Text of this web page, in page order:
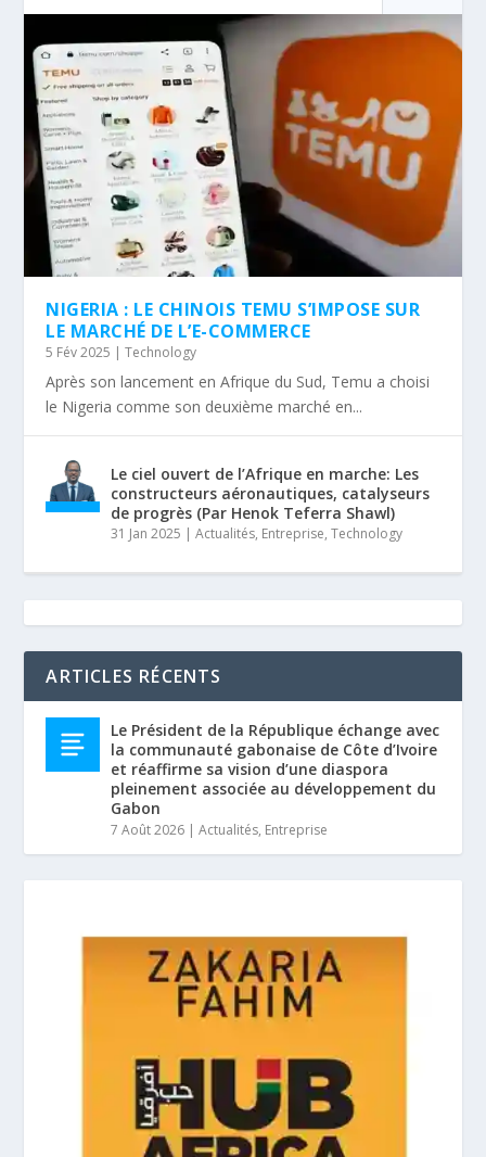
NIGERIA : LE CHINOIS TEMU S’IMPOSE SUR
LE MARCHÉ DE L’E-COMMERCE
5 Fév 2025 |Technology
Après son lancement en Afrique du Sud, Temu a choisi
le Nigeria comme son deuxième marché en...
Le ciel ouvert de l’Afrique en marche: Les
constructeurs aéronautiques, catalyseurs
de progrès (Par Henok Teferra Shawl)
31 Jan 2025 |Actualités, Entreprise,Technology
ARTICLES RÉCENTS
Le Président de la République échange avec
la communauté gabonaise de Côte d’Ivoire
et réaffirme sa vision d’une diaspora
pleinement associée au développement du
Gabon
7 Août 2026 |Actualités, Entreprise